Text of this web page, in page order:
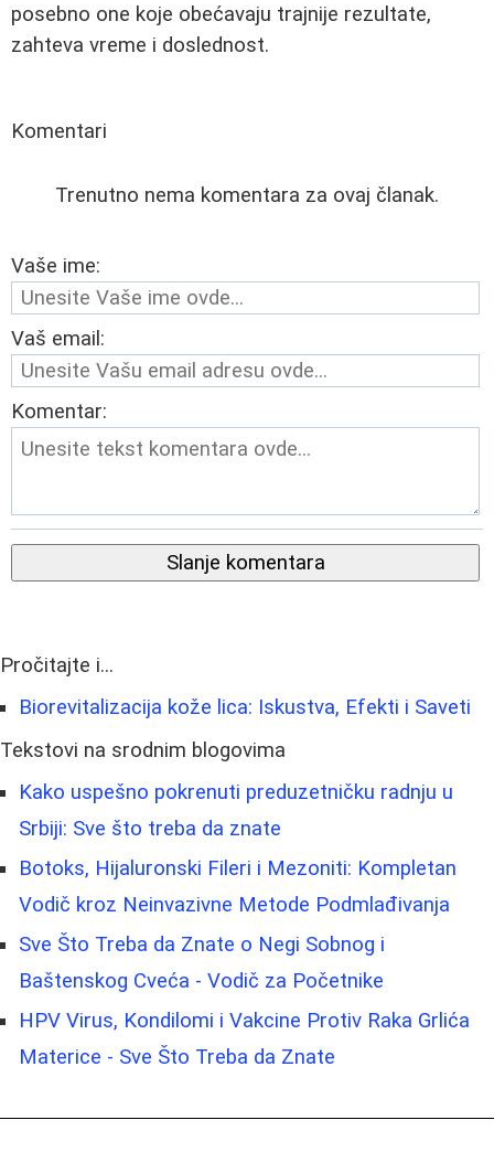
posebno one koje obećavaju trajnije rezultate,
zahteva vreme i doslednost.
Komentari
Trenutno nema komentara za ovaj članak.
Vaše ime:
Vaš email:
Komentar:
Slanje komentara
Pročitajte i...
Biorevitalizacija kože lica: Iskustva, Efekti i Saveti
Tekstovi na srodnim blogovima
Kako uspešno pokrenuti preduzetničku radnju u
Srbiji: Sve što treba da znate
Botoks, Hijaluronski Fileri i Mezoniti: Kompletan
Vodič kroz Neinvazivne Metode Podmlađivanja
Sve Što Treba da Znate o Negi Sobnog i
Baštenskog Cveća - Vodič za Početnike
HPV Virus, Kondilomi i Vakcine Protiv Raka Grlića
Materice - Sve Što Treba da Znate